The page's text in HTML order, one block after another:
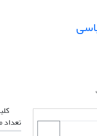
تعداد